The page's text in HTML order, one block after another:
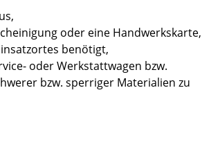
oder eine Handwerkskarte,
benötigt,
oder Werkstattwagen bzw.
bzw. sperriger Materialien zu